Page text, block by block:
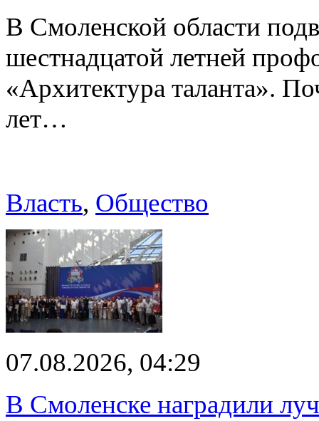
В Смоленской области
шестнадцатой летней
«Архитектура таланта».
лет…
Власть, Общество
07.08.2026, 04:29
В Смоленске наградили